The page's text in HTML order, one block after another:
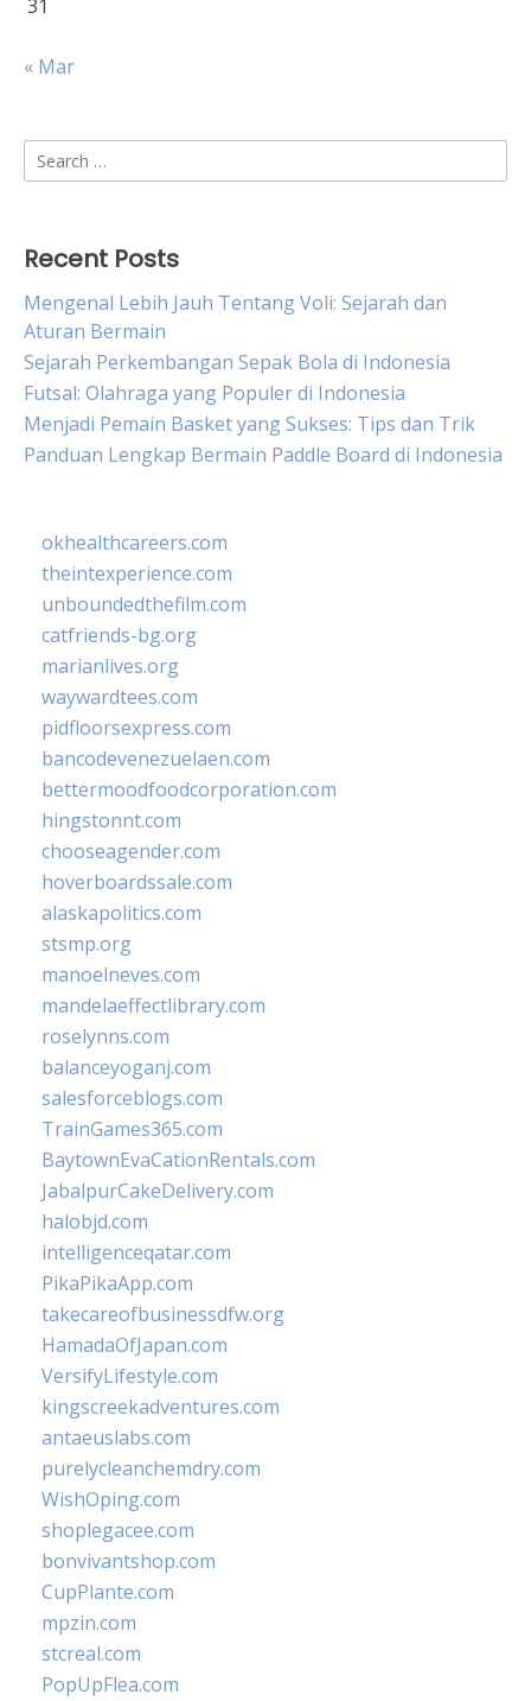
31
« Mar
Search
for:
Recent Posts
Mengenal Lebih Jauh Tentang Voli: Sejarah dan
Aturan Bermain
Sejarah Perkembangan Sepak Bola di Indonesia
Futsal: Olahraga yang Populer di Indonesia
Menjadi Pemain Basket yang Sukses: Tips dan Trik
Panduan Lengkap Bermain Paddle Board di Indonesia
okhealthcareers.com
theintexperience.com
unboundedthefilm.com
catfriends-bg.org
marianlives.org
waywardtees.com
pidfloorsexpress.com
bancodevenezuelaen.com
bettermoodfoodcorporation.com
hingstonnt.com
chooseagender.com
hoverboardssale.com
alaskapolitics.com
stsmp.org
manoelneves.com
mandelaeffectlibrary.com
roselynns.com
balanceyoganj.com
salesforceblogs.com
TrainGames365.com
BaytownEvaCationRentals.com
JabalpurCakeDelivery.com
halobjd.com
intelligenceqatar.com
PikaPikaApp.com
takecareofbusinessdfw.org
HamadaOfJapan.com
VersifyLifestyle.com
kingscreekadventures.com
antaeuslabs.com
purelycleanchemdry.com
WishOping.com
shoplegacee.com
bonvivantshop.com
CupPlante.com
mpzin.com
stcreal.com
PopUpFlea.com